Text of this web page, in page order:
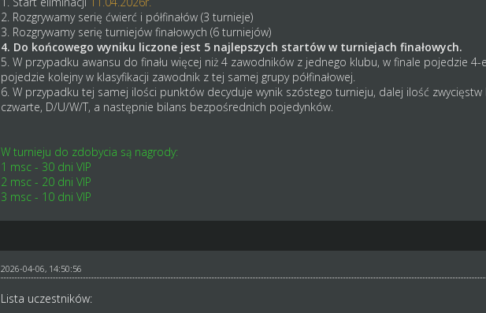
2. Rozgrywamy serię ćwierć i półfinałów (3 turnieje)
3. Rozgrywamy serię turniejów finałowych (6 turniejów)
4. Do końcowego wyniku liczone jest 5 najlepszych startów w turniejach finałowych.
5. W przypadku awansu do finału więcej niż 4 zawodników z jednego klubu, w finale pojedzie
pojedzie kolejny w klasyfikacji zawodnik z tej samej grupy półfinałowej.
6. W przypadku tej samej ilości punktów decyduje wynik szóstego turnieju, dalej ilość
czwarte, D/U/W/T, a następnie bilans bezpośrednich pojedynków.
W turnieju do zdobycia są nagrody:
1 msc - 30 dni VIP
2 msc - 20 dni VIP
3 msc - 10 dni VIP
2026-04-06, 14:50:56
Lista uczestników: